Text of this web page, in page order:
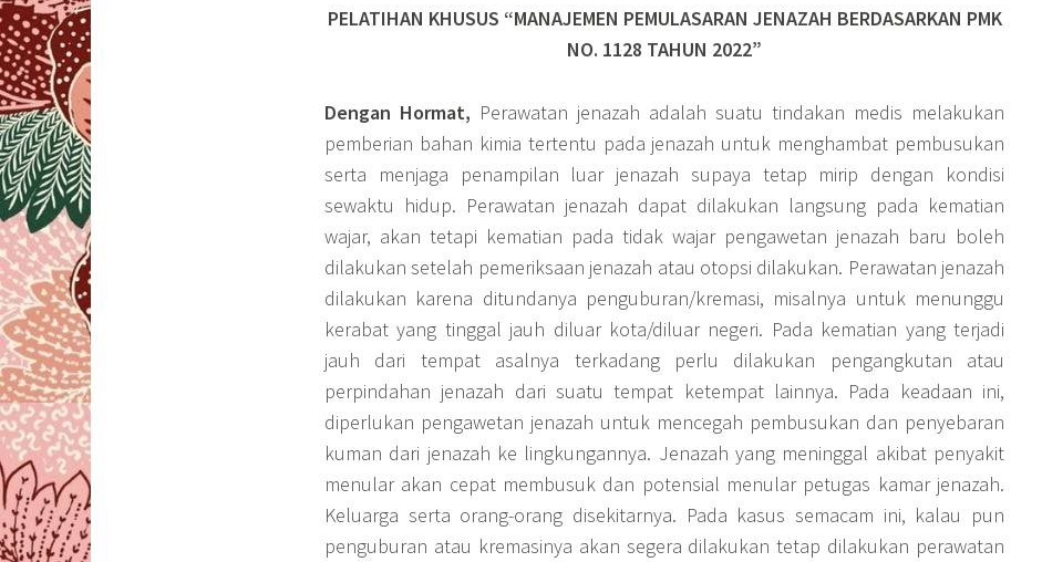
PELATIHAN KHUSUS “MANAJEMEN PEMULASARAN JENAZAH BERDASARKAN PMK
NO. 1128 TAHUN 2022”
Dengan Hormat, Perawatan jenazah adalah suatu tindakan medis melakukan
pemberian bahan kimia tertentu pada jenazah untuk menghambat pembusukan
serta menjaga penampilan luar jenazah supaya tetap mirip dengan kondisi
sewaktu hidup. Perawatan jenazah dapat dilakukan langsung pada kematian
wajar, akan tetapi kematian pada tidak wajar pengawetan jenazah baru boleh
dilakukan setelah pemeriksaan jenazah atau otopsi dilakukan. Perawatan jenazah
dilakukan karena ditundanya penguburan/kremasi, misalnya untuk menunggu
kerabat yang tinggal jauh diluar kota/diluar negeri. Pada kematian yang terjadi
jauh dari tempat asalnya terkadang perlu dilakukan pengangkutan atau
perpindahan jenazah dari suatu tempat ketempat lainnya. Pada keadaan ini,
diperlukan pengawetan jenazah untuk mencegah pembusukan dan penyebaran
kuman dari jenazah ke lingkungannya. Jenazah yang meninggal akibat penyakit
menular akan cepat membusuk dan potensial menular petugas kamar jenazah.
Keluarga serta orang-orang disekitarnya. Pada kasus semacam ini, kalau pun
penguburan atau kremasinya akan segera dilakukan tetap dilakukan perawatan